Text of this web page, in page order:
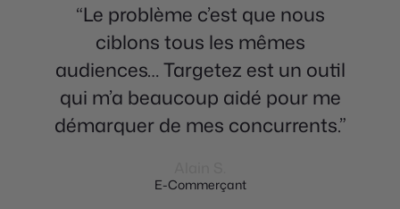
“Le problème c’est que nous
ciblons tous les mêmes
audiences… Targetez est un outil
qui m’a beaucoup aidé pour me
démarquer de mes concurrents.”
E-Commerçant